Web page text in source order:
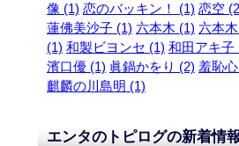
像 (1) 恋のバッキン！ (1) 恋空
蓮佛美沙子 (1) 六本木 (1) 六本
(1) 和製ビヨンセ (1) 和田アキ子
濱口優 (1) 眞鍋かをり (2) 羞恥
麒麟の川島明 (1)
エンタのトピログの新着情